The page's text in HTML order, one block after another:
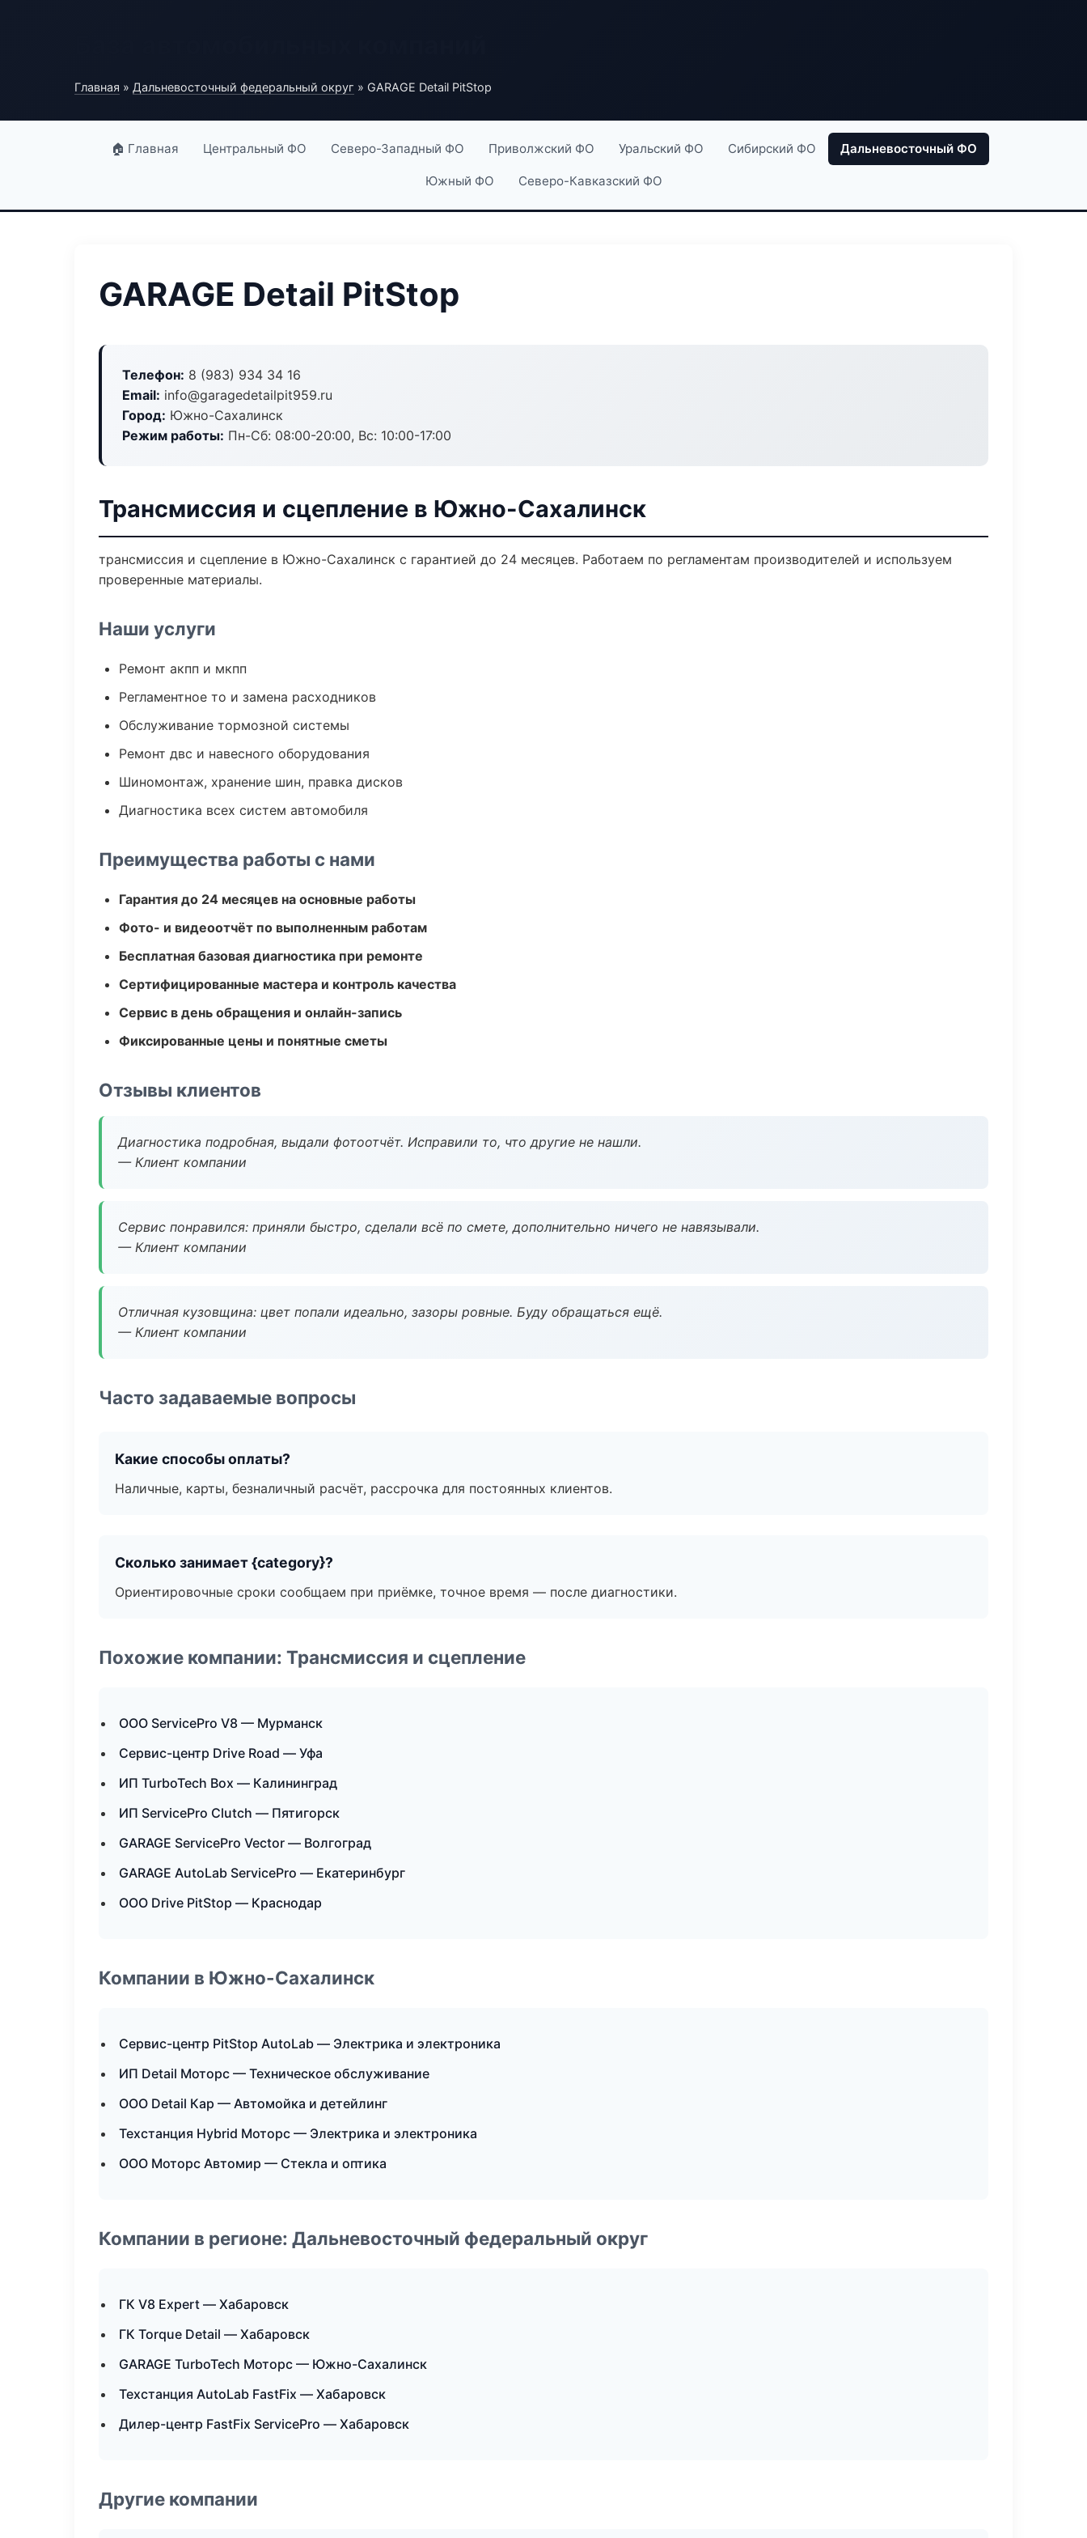
Главная » Дальневосточный федеральный округ » GARAGE Detail PitStop
🏠 Главная Центральный ФО Северо-Западный ФО Приволжский ФО Уральский ФО Сибирский ФО Дальневосточный ФО
Южный ФО Северо-Кавказский ФО
GARAGE Detail PitStop
Телефон: 8 (983) 934 34 16
Email: info@garagedetailpit959.ru
Город: Южно-Сахалинск
Режим работы: Пн-Сб: 08:00-20:00, Вс: 10:00-17:00
Трансмиссия и сцепление в Южно-Сахалинск
трансмиссия и сцепление в Южно-Сахалинск с гарантией до 24 месяцев. Работаем по регламентам производителей и используем
проверенные материалы.
Наши услуги
Ремонт акпп и мкпп
Регламентное то и замена расходников
Обслуживание тормозной системы
Ремонт двс и навесного оборудования
Шиномонтаж, хранение шин, правка дисков
Диагностика всех систем автомобиля
Преимущества работы с нами
Гарантия до 24 месяцев на основные работы
Фото- и видеоотчёт по выполненным работам
Бесплатная базовая диагностика при ремонте
Сертифицированные мастера и контроль качества
Сервис в день обращения и онлайн-запись
Фиксированные цены и понятные сметы
Отзывы клиентов
Диагностика подробная, выдали фотоотчёт. Исправили то, что другие не нашли.
— Клиент компании
Сервис понравился: приняли быстро, сделали всё по смете, дополнительно ничего не навязывали.
— Клиент компании
Отличная кузовщина: цвет попали идеально, зазоры ровные. Буду обращаться ещё.
— Клиент компании
Часто задаваемые вопросы
Какие способы оплаты?
Наличные, карты, безналичный расчёт, рассрочка для постоянных клиентов.
Сколько занимает {category}?
Ориентировочные сроки сообщаем при приёмке, точное время — после диагностики.
Похожие компании: Трансмиссия и сцепление
ООО ServicePro V8 — Мурманск
Сервис-центр Drive Road — Уфа
ИП TurboTech Box — Калининград
ИП ServicePro Clutch — Пятигорск
GARAGE ServicePro Vector — Волгоград
GARAGE AutoLab ServicePro — Екатеринбург
ООО Drive PitStop — Краснодар
Компании в Южно-Сахалинск
Сервис-центр PitStop AutoLab — Электрика и электроника
ИП Detail Моторс — Техническое обслуживание
ООО Detail Кар — Автомойка и детейлинг
Техстанция Hybrid Моторс — Электрика и электроника
ООО Моторс Автомир — Стекла и оптика
Компании в регионе: Дальневосточный федеральный округ
ГК V8 Expert — Хабаровск
ГК Torque Detail — Хабаровск
GARAGE TurboTech Моторс — Южно-Сахалинск
Техстанция AutoLab FastFix — Хабаровск
Дилер-центр FastFix ServicePro — Хабаровск
Другие компании